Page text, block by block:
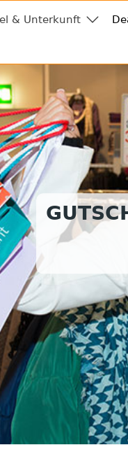
& Unterkunft